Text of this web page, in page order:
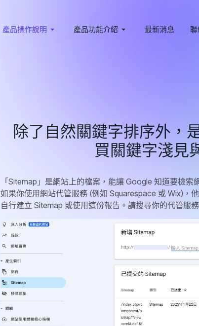
產品操作說明 產品功能介紹 最新消息
除了自然關鍵字排序外，
買關鍵字淺見
「Sitemap」是網站上的檔案，能讓 Google 知道要檢索
如果你使用網站代管服務 (例如 Squarespace 或 Wix)，
自行建立 Sitemap 或使用這份報告。請搜尋你的代管服